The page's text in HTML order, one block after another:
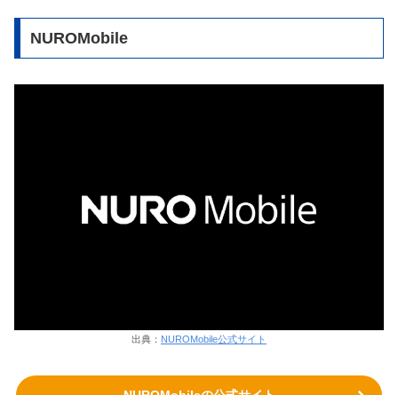
NUROMobile
出典： NUROMobile公式サイト